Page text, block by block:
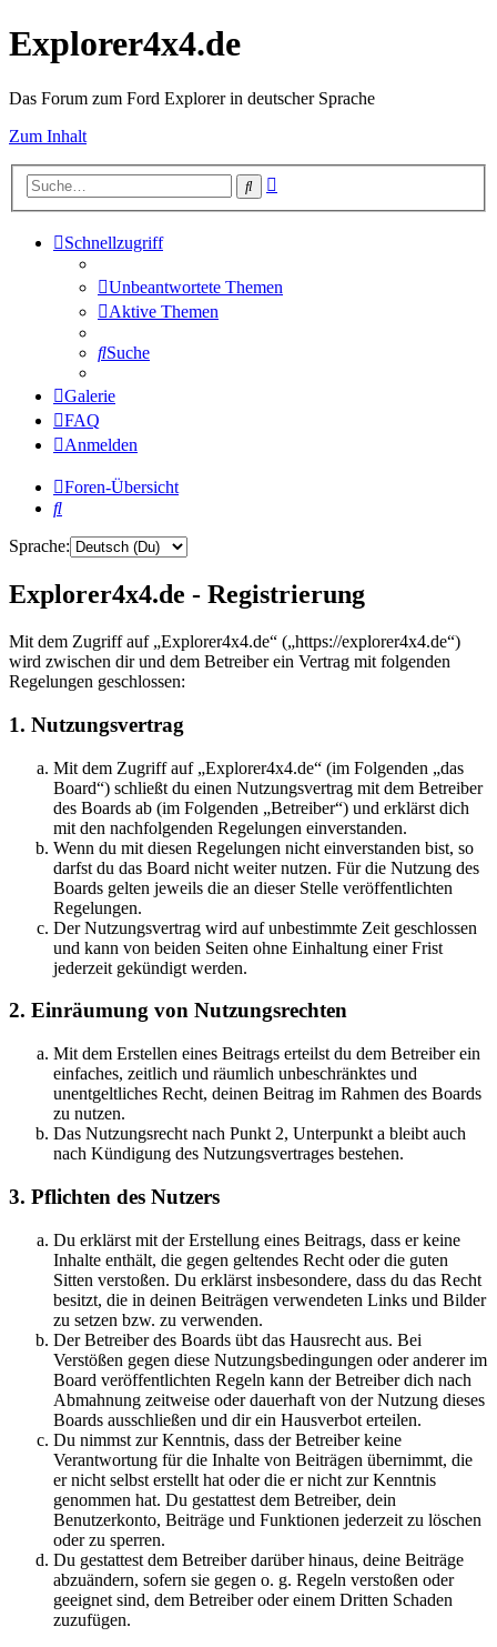
Explorer4x4.de
Das Forum zum Ford Explorer in deutscher Sprache
Zum Inhalt
Suche
Schnellzugriff
Unbeantwortete Themen
Aktive Themen
Suche
Galerie
FAQ
Anmelden
Foren-Übersicht
Suche
Sprache:
Explorer4x4.de - Registrierung
Mit dem Zugriff auf „Explorer4x4.de“ („https://explorer4x4.de“)
wird zwischen dir und dem Betreiber ein Vertrag mit folgenden
Regelungen geschlossen:
1. Nutzungsvertrag
Mit dem Zugriff auf „Explorer4x4.de“ (im Folgenden „das
Board“) schließt du einen Nutzungsvertrag mit dem Betreiber
des Boards ab (im Folgenden „Betreiber“) und erklärst dich
mit den nachfolgenden Regelungen einverstanden.
Wenn du mit diesen Regelungen nicht einverstanden bist, so
darfst du das Board nicht weiter nutzen. Für die Nutzung des
Boards gelten jeweils die an dieser Stelle veröffentlichten
Regelungen.
Der Nutzungsvertrag wird auf unbestimmte Zeit geschlossen
und kann von beiden Seiten ohne Einhaltung einer Frist
jederzeit gekündigt werden.
2. Einräumung von Nutzungsrechten
Mit dem Erstellen eines Beitrags erteilst du dem Betreiber ein
einfaches, zeitlich und räumlich unbeschränktes und
unentgeltliches Recht, deinen Beitrag im Rahmen des Boards
zu nutzen.
Das Nutzungsrecht nach Punkt 2, Unterpunkt a bleibt auch
nach Kündigung des Nutzungsvertrages bestehen.
3. Pflichten des Nutzers
Du erklärst mit der Erstellung eines Beitrags, dass er keine
Inhalte enthält, die gegen geltendes Recht oder die guten
Sitten verstoßen. Du erklärst insbesondere, dass du das Recht
besitzt, die in deinen Beiträgen verwendeten Links und Bilder
zu setzen bzw. zu verwenden.
Der Betreiber des Boards übt das Hausrecht aus. Bei
Verstößen gegen diese Nutzungsbedingungen oder anderer im
Board veröffentlichten Regeln kann der Betreiber dich nach
Abmahnung zeitweise oder dauerhaft von der Nutzung dieses
Boards ausschließen und dir ein Hausverbot erteilen.
Du nimmst zur Kenntnis, dass der Betreiber keine
Verantwortung für die Inhalte von Beiträgen übernimmt, die
er nicht selbst erstellt hat oder die er nicht zur Kenntnis
genommen hat. Du gestattest dem Betreiber, dein
Benutzerkonto, Beiträge und Funktionen jederzeit zu löschen
oder zu sperren.
Du gestattest dem Betreiber darüber hinaus, deine Beiträge
abzuändern, sofern sie gegen o. g. Regeln verstoßen oder
geeignet sind, dem Betreiber oder einem Dritten Schaden
zuzufügen.